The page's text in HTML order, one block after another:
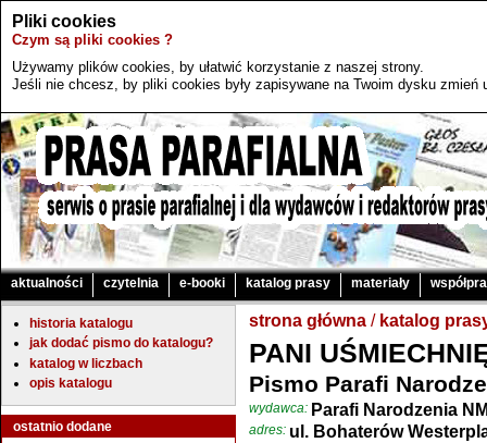
Pliki cookies
Czym są pliki cookies ?
Używamy plików cookies, by ułatwić korzystanie z naszej strony.
Jeśli nie chcesz, by pliki cookies były zapisywane na Twoim dysku zmień
aktualności czytelnia e-booki katalog prasy materiały
historia katalogu
jak dodać pismo do katalogu?
katalog w liczbach
opis katalogu
ostatnio dodane
strona główna / katalog
PANI
Pismo Parafi
wydawca: Parafi Narodzenia
adres: ul. Bohaterów